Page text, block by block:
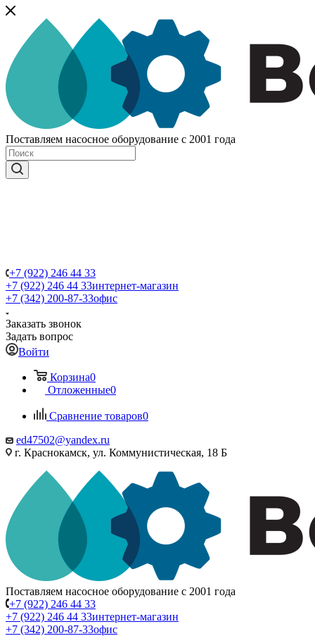
Поставляем насосное оборудование с 2001 года
+7 (922) 246 44 33
+7 (922) 246 44 33интернет-магазин
+7 (342) 200-87-33офис
Заказать звонок
Задать вопрос
Войти
Корзина0
Отложенные0
Сравнение товаров0
ed47502@yandex.ru
г. Краснокамск, ул. Коммунистическая, 18 Б
Поставляем насосное оборудование с 2001 года
+7 (922) 246 44 33
+7 (922) 246 44 33интернет-магазин
+7 (342) 200-87-33офис